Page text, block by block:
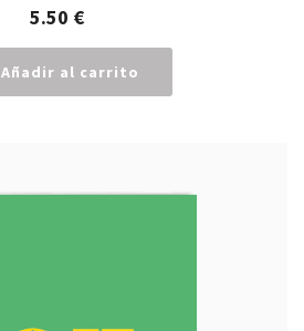
5.50 €
Añadir al carrito